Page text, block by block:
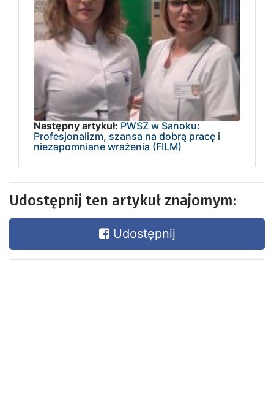
Następny artykuł: PWSZ w Sanoku:
Profesjonalizm, szansa na dobrą pracę i
niezapomniane wrażenia (FILM)
Udostępnij ten artykuł znajomym:
Udostępnij